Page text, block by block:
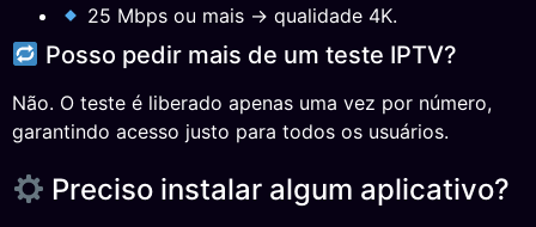
25 Mbps ou mais → qualidade 4K.
Posso pedir mais de um teste IPTV?
Não. O teste é liberado apenas uma vez por número,
garantindo acesso justo para todos os usuários.
Preciso instalar algum aplicativo?